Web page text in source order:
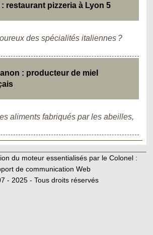
: restaurant pizzeria à Lyon 5
des spécialités italiennes ?
: producteur de miel
aliments fabriqués par les abeilles,
du moteur essentialisés par le Colonel :
de communication Web
- 2025 - Tous droits réservés